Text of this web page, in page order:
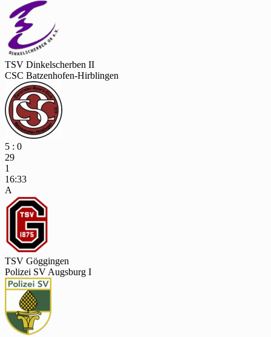
TSV Dinkelscherben II
CSC Batzenhofen-Hirblingen
5 : 0
29
1
16:33
A
TSV Göggingen
Polizei SV Augsburg I